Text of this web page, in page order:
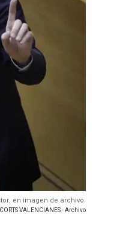
en imagen de archivo.
VALENCIANES - Archivo